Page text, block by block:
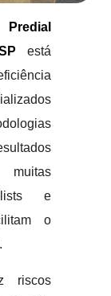
está
e
o
riscos